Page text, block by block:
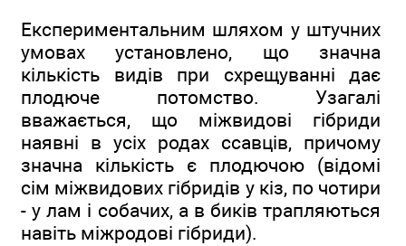
Експериментальним шляхом у штучних
умовах установлено, що значна
кількість видів при схрещуванні дає
плодюче потомство. Узагалі
вважається, що міжвидові гібриди
наявні в усіх родах ссавців, причому
значна кількість є плодючою (відомі
сім міжвидових гібридів у кіз, по чотири
- у лам і собачих, а в биків трапляються
навіть міжродові гібриди).